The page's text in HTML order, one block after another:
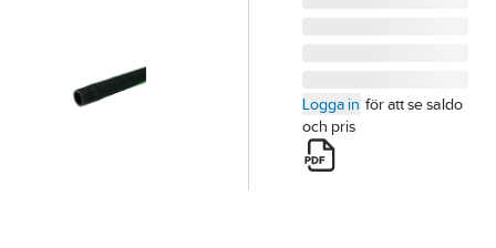
Logga in för att se saldo
och pris